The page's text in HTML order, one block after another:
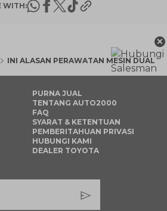
WITH:
INI ALASAN PERAWATAN MESIN DUAL
×
PURNA JUAL
TENTANG AUTO2000
FAQ
SYARAT & KETENTUAN
PEMBERITAHUAN PRIVASI
HUBUNGI KAMI
DEALER TOYOTA